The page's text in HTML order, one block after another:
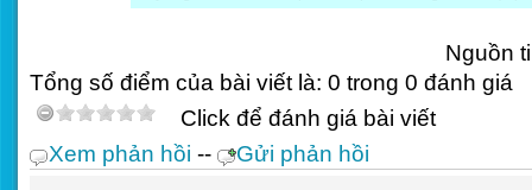
Nguồn
Tổng số điểm của bài viết là: 0 trong 0 đánh giá
Click để đánh giá bài viết
Xem phản hồi -- Gửi phản hồi